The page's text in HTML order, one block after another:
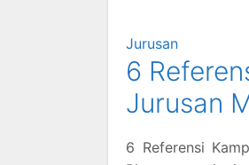
Jurusan
6
Jurusan
6 Referensi